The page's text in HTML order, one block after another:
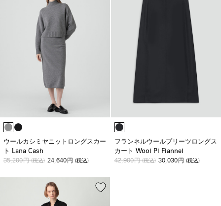
ウールカシミヤニットロングスカー
ト Lana Cash
35,200円(税込) 24,640円 (税込)
フランネルウールプリーツロングス
カート Wool Pl Flannel
42,900円(税込) 30,030円 (税込)